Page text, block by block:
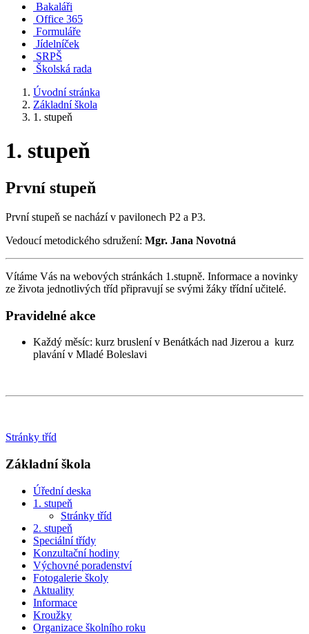
Bakaláři
Office 365
Formuláře
Jídelníček
SRPŠ
Školská rada
Úvodní stránka
Základní škola
1. stupeň
1. stupeň
První stupeň
První stupeň se nachází v pavilonech P2 a P3.
Vedoucí metodického sdružení: Mgr. Jana Novotná
Vítáme Vás na webových stránkách 1.stupně. Informace a novinky
ze života jednotlivých tříd připravují se svými žáky třídní učitelé.
Pravidelné akce
Každý měsíc: kurz bruslení v Benátkách nad Jizerou a kurz
plavání v Mladé Boleslavi
Stránky tříd
Základní škola
Úřední deska
1. stupeň
Stránky tříd
2. stupeň
Speciální třídy
Konzultační hodiny
Výchovné poradenství
Fotogalerie školy
Aktuality
Informace
Kroužky
Organizace školního roku